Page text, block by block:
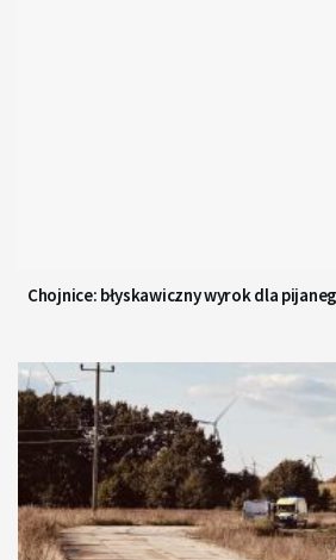
Chojnice: błyskawiczny wyrok dla